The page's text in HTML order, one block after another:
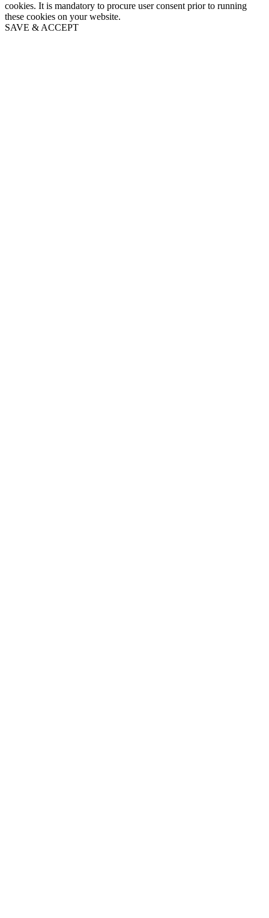
cookies. It is mandatory to procure user consent prior to running
these cookies on your website.
SAVE & ACCEPT